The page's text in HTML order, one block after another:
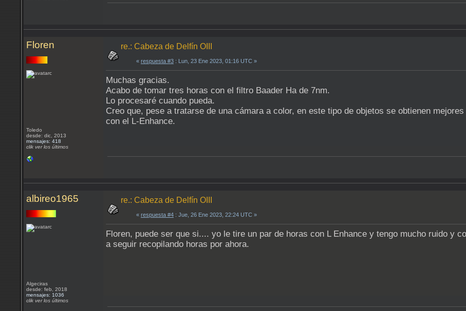
Floren
Toledo
desde: dic, 2013
mensajes: 418
clik ver los últimos
re.: Cabeza de Delfín OIII
« respuesta #3 : Lun, 23 Ene 2023, 01:16 UTC »
Muchas gracias.
Acabo de tomar tres horas con el filtro Baader Ha de 7nm.
Lo procesaré cuando pueda.
Creo que, pese a tratarse de una cámara a color, en este tipo de objetos se obtienen
con el L-Enhance.
albireo1965
Algeciras
desde: feb, 2018
mensajes: 1036
clik ver los últimos
re.: Cabeza de Delfín OIII
« respuesta #4 : Jue, 26 Ene 2023, 22:24 UTC »
Floren, puede ser que si.... yo le tire un par de horas con L Enhance y tengo mucho ruido y
a seguir recopilando horas por ahora.